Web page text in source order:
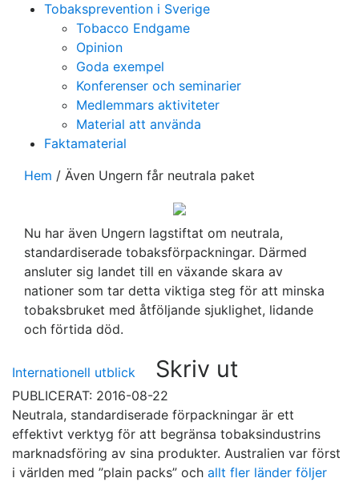
Tobaksprevention i Sverige
Tobacco Endgame
Opinion
Goda exempel
Konferenser och seminarier
Medlemmars aktiviteter
Material att använda
Faktamaterial
Hem / Även Ungern får neutrala paket
Nu har även Ungern lagstiftat om neutrala,
standardiserade tobaksförpackningar. Därmed
ansluter sig landet till en växande skara av
nationer som tar detta viktiga steg för att minska
tobaksbruket med åtföljande sjuklighet, lidande
och förtida död.
Internationell utblick Skriv ut
PUBLICERAT: 2016-08-22
Neutrala, standardiserade förpackningar är ett
effektivt verktyg för att begränsa tobaksindustrins
marknadsföring av sina produkter. Australien var först
i världen med ”plain packs” och allt fler länder följer